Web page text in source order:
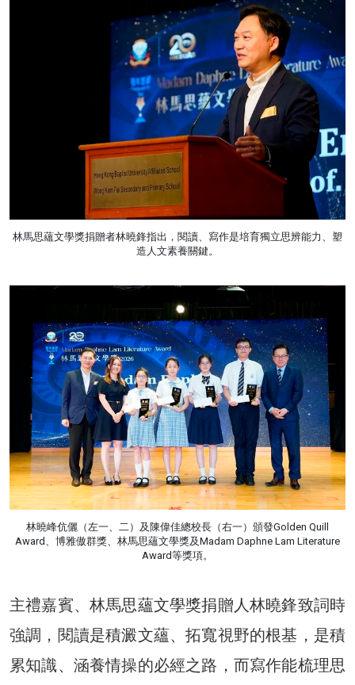
林馬思蘊文學獎捐贈者林曉鋒指出，閱讀、寫作是培育獨立思辨能力、塑
造人文素養關鍵。
林曉峰伉儷（左一、二）及陳偉佳總校長（右一）頒發Golden Quill
Award、博雅傲群獎、林馬思蘊文學獎及Madam Daphne Lam Literature
Award等獎項。
主禮嘉賓、林馬思蘊文學獎捐贈人林曉鋒致詞時
強調，閱讀是積澱文蘊、拓寬視野的根基，是積
累知識、涵養情操的必經之路，而寫作能梳理思